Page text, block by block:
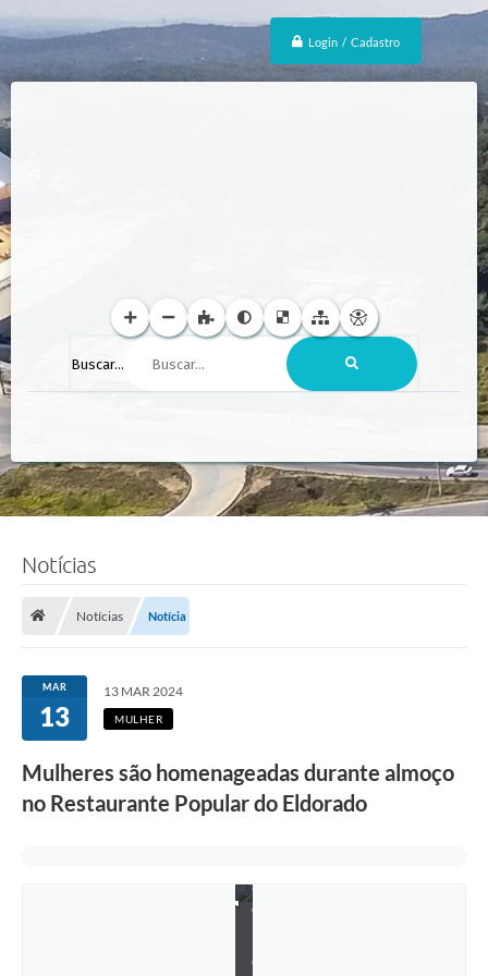
Login / Cadastro
Buscar...
Notícias
Notícias Notícia
MAR
13
13 MAR 2024
MULHER
Mulheres são homenageadas durante almoço
no Restaurante Popular do Eldorado
t
o
o